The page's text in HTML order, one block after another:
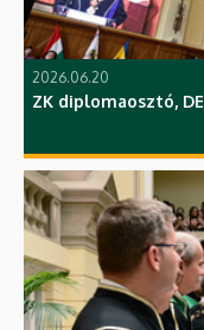
2026.06.20
ZK diplomaosztó, DE